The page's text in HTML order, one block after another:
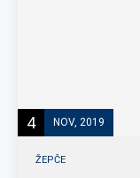
4 NOV, 2019
ŽEPČE